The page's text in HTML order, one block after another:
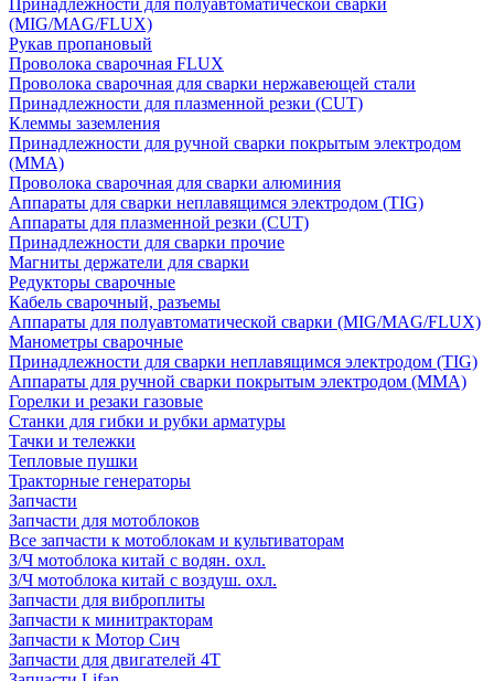
Принадлежности для полуавтоматической сварки
(MIG/MAG/FLUX)
Рукав пропановый
Проволока сварочная FLUX
Проволока сварочная для сварки нержавеющей стали
Принадлежности для плазменной резки (CUT)
Клеммы заземления
Принадлежности для ручной сварки покрытым электродом
(MMA)
Проволока сварочная для сварки алюминия
Аппараты для сварки неплавящимся электродом (TIG)
Аппараты для плазменной резки (CUT)
Принадлежности для сварки прочие
Магниты держатели для сварки
Редукторы сварочные
Кабель сварочный, разъемы
Аппараты для полуавтоматической сварки (MIG/MAG/FLUX)
Манометры сварочные
Принадлежности для сварки неплавящимся электродом (TIG)
Аппараты для ручной сварки покрытым электродом (MMA)
Горелки и резаки газовые
Станки для гибки и рубки арматуры
Тачки и тележки
Тепловые пушки
Тракторные генераторы
Запчасти
Запчасти для мотоблоков
Все запчасти к мотоблокам и культиваторам
З/Ч мотоблока китай с водян. охл.
З/Ч мотоблока китай с воздуш. охл.
Запчасти для виброплиты
Запчасти к минитракторам
Запчасти к Мотор Сич
Запчасти для двигателей 4Т